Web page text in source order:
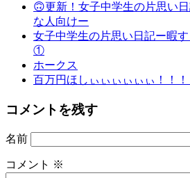
🙃更新！女子中学生の片思い
な人向けー
女子中学生の片思い日記ー暇
①
ホークス
百万円ほしぃぃぃぃぃぃ！！！
コメントを残す
名前
コメント ※